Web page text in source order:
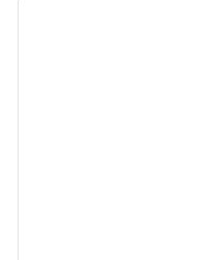
1/12